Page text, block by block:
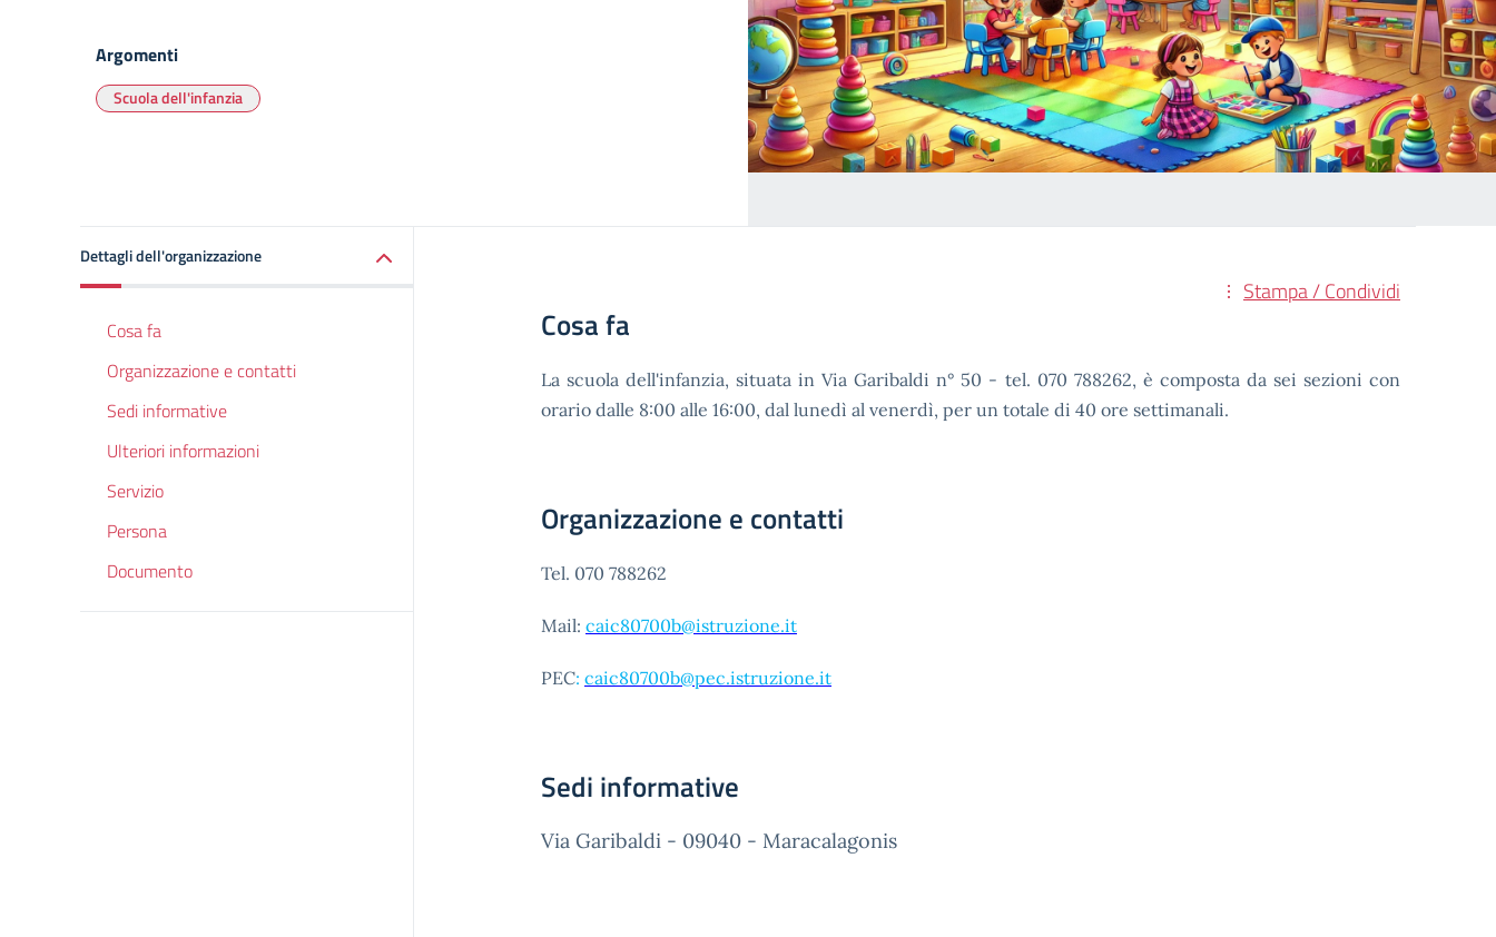
Argomenti
Scuola dell'infanzia
Dettagli dell'organizzazione
Cosa fa
Organizzazione e contatti
Sedi informative
Ulteriori informazioni
Servizio
Persona
Documento
Stampa / Condividi
Cosa fa
La scuola dell'infanzia, situata in Via Garibaldi n° 50 - tel. 070 788262, è composta da sei sezioni con
orario dalle 8:00 alle 16:00, dal lunedì al venerdì, per un totale di 40 ore settimanali.
Organizzazione e contatti
Tel. 070 788262
Mail: caic80700b@istruzione.it
PEC: caic80700b@pec.istruzione.it
Sedi informative
Via Garibaldi - 09040 - Maracalagonis